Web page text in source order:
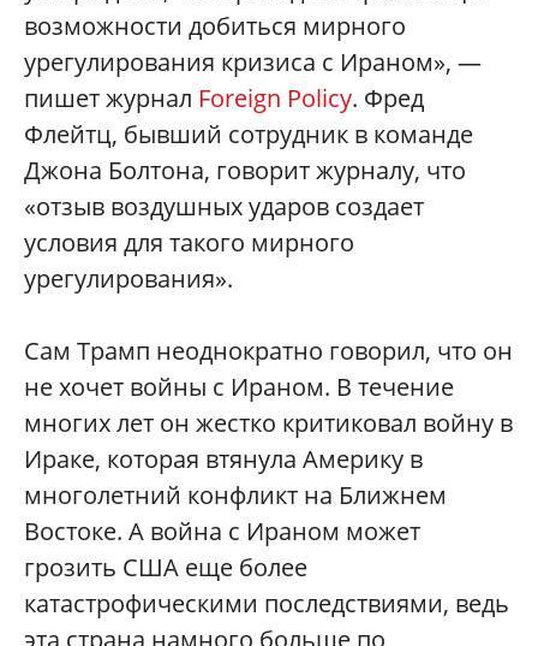
возможности добиться мирного
урегулирования кризиса с Ираном», —
пишет журнал Foreign Policy. Фред
Флейтц, бывший сотрудник в команде
Джона Болтона, говорит журналу, что
«отзыв воздушных ударов создает
условия для такого мирного
урегулирования».
Сам Трамп неоднократно говорил, что он
не хочет войны с Ираном. В течение
многих лет он жестко критиковал войну в
Ираке, которая втянула Америку в
многолетний конфликт на Ближнем
Востоке. А война с Ираном может
грозить США еще более
катастрофическими последствиями, ведь
эта страна намного больше по